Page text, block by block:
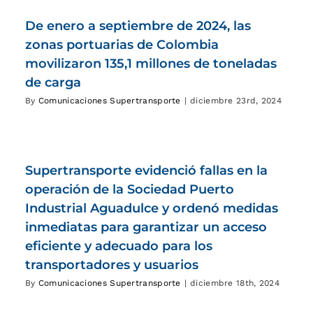
De enero a septiembre de 2024, las
zonas portuarias de Colombia
movilizaron 135,1 millones de toneladas
de carga
By Comunicaciones Supertransporte | diciembre 23rd, 2024
Supertransporte evidenció fallas en la
operación de la Sociedad Puerto
Industrial Aguadulce y ordenó medidas
inmediatas para garantizar un acceso
eficiente y adecuado para los
transportadores y usuarios
By Comunicaciones Supertransporte | diciembre 18th, 2024